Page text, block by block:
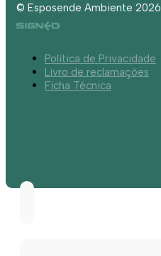
© Esposende Ambiente 2026
Política de Privacidade
Livro de reclamações
Ficha Técnica